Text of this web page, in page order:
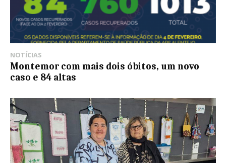
NOTÍCIAS
Montemor com mais dois óbitos, um novo
caso e 84 altas